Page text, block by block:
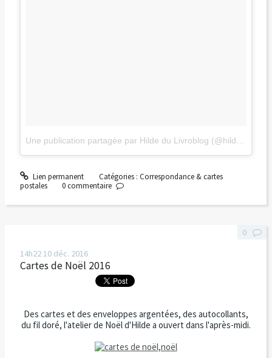
Une publication partagée par Hilde du Livroblog (@hildelle)
Lien permanent Catégories : Correspondance & cartes
postales
0commentaire
14h2210 déc. 2016
Cartes de Noël 2016
Des cartes et des enveloppes argentées, des autocollants,
du fil doré, l'atelier de Noël d'Hilde a ouvert dans l'après-midi.
0